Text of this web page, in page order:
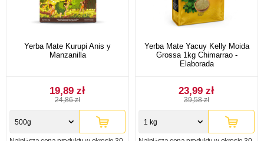
Yerba Mate Kurupi Anis y
Manzanilla
19,89 zł
24,86 zł
500g
Yerba Mate Yacuy Kelly Moida
Grossa 1kg Chimarrao -
Elaborada
23,99 zł
39,58 zł
1 kg